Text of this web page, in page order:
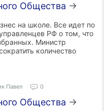
Общества →
на школе. Все идет по
РФ о том, что
Министр
количество
Павел 0
Общества →